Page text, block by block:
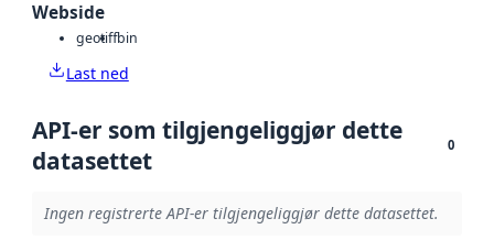
Webside
geotiffbin
Last ned
API-er som tilgjengeliggjør dette
datasettet
0
Ingen registrerte API-er tilgjengeliggjør dette datasettet.